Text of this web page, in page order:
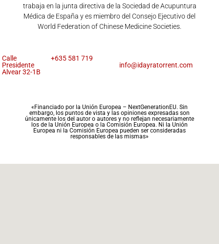
trabaja en la junta directiva de la Sociedad de Acupuntura
Médica de España y es miembro del Consejo Ejecutivo del
World Federation of Chinese Medicine Societies.
Calle
Presidente
Alvear 32-1B
+635 581 719
info@idayratorrent.com
«Financiado por la Unión Europea – NextGenerationEU. Sin
embargo, los puntos de vista y las opiniones expresadas son
únicamente los del autor o autores y no reflejan necesariamente
los de la Unión Europea o la Comisión Europea. Ni la Unión
Europea ni la Comisión Europea pueden ser consideradas
responsables de las mismas»